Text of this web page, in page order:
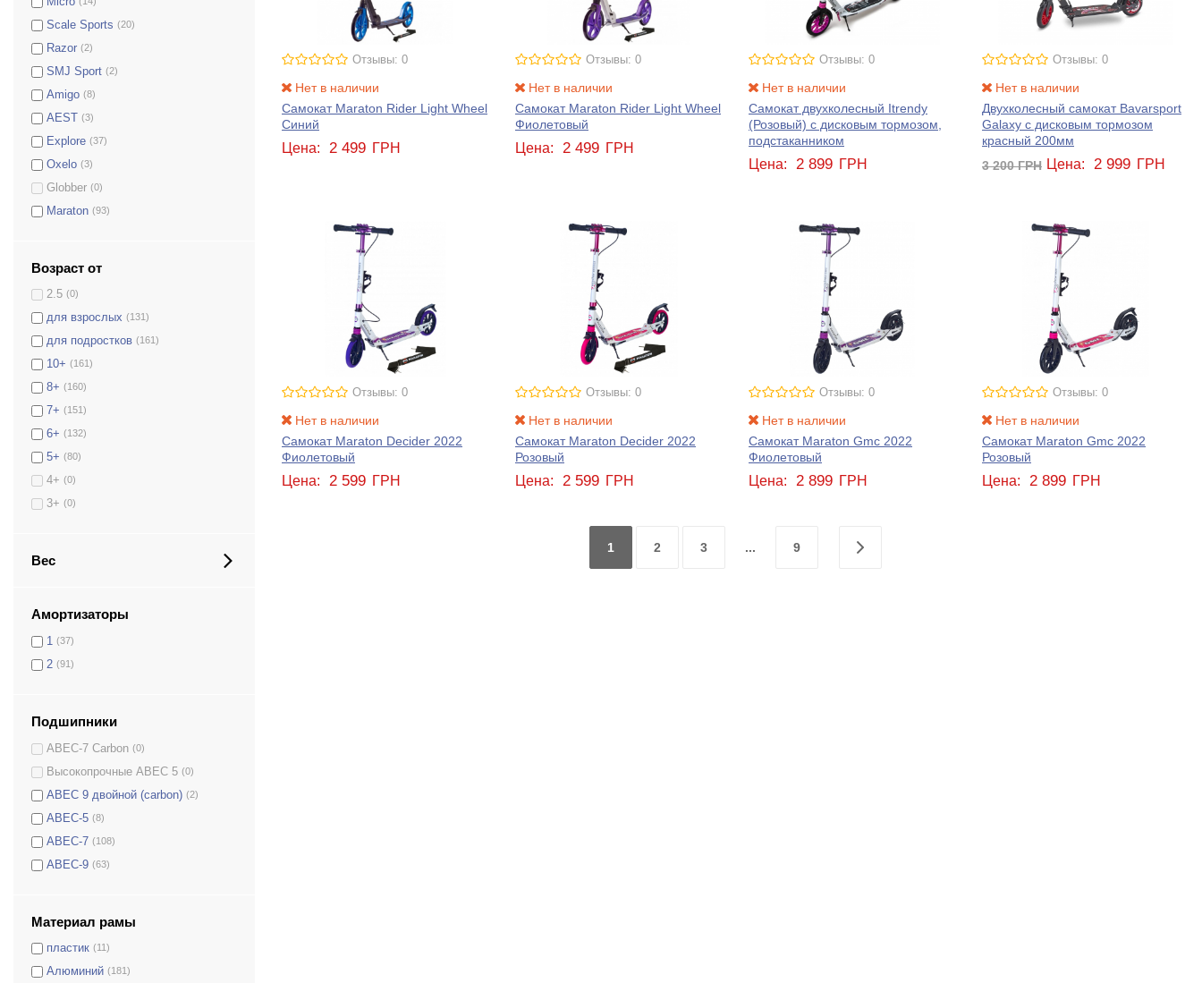
Scale Sports (20)
Razor (2)
SMJ Sport (2)
Amigo (8)
AEST (3)
Explore (37)
Oxelo (3)
Globber (0)
Maraton (93)
Возраст от
2.5 (0)
для взрослых (131)
для подростков (161)
10+ (161)
8+ (160)
7+ (151)
6+ (132)
5+ (80)
4+ (0)
3+ (0)
Вес
Амортизаторы
1 (37)
2 (91)
Подшипники
ABEC-7 Carbon (0)
Высокопрочные ABEC 5 (0)
ABEC 9 двойной (carbon) (2)
ABEC-5 (8)
ABEC-7 (108)
ABEC-9 (63)
Материал рамы
пластик (11)
Алюминий (181)
Отзывы: 0
Нет в наличии
Самокат Maraton Rider Light Wheel
Синий
Цена: 2 499 ГРН
Отзывы: 0
Нет в наличии
Самокат Maraton Rider Light Wheel
Фиолетовый
Цена: 2 499 ГРН
Отзывы: 0
Нет в наличии
Самокат двухколесный Itrendy
(Розовый) с дисковым тормозом,
подстаканником
Цена: 2 899 ГРН
Отзывы: 0
Нет в наличии
Двухколесный самокат Bavarsport
Galaxy с дисковым тормозом
красный 200мм
3 200ГРН Цена: 2 999 ГРН
Отзывы: 0
Нет в наличии
Самокат Maraton Decider 2022
Фиолетовый
Цена: 2 599 ГРН
Отзывы: 0
Нет в наличии
Самокат Maraton Decider 2022
Розовый
Цена: 2 599 ГРН
Отзывы: 0
Нет в наличии
Самокат Maraton Gmc 2022
Фиолетовый
Цена: 2 899 ГРН
Отзывы: 0
Нет в наличии
Самокат Maraton Gmc 2022
Розовый
Цена: 2 899 ГРН
1 2 3 ... 9